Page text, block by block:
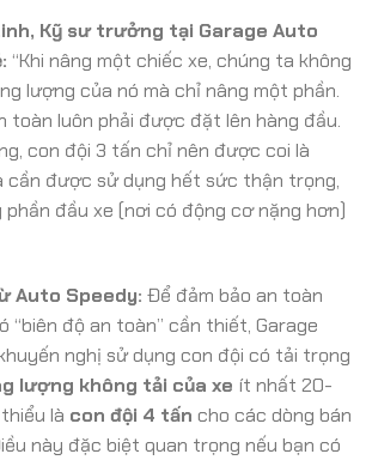
Kỹ sư trưởng tại Garage Auto
“Khi nâng một chiếc xe, chúng ta không
lượng của nó mà chỉ nâng một phần.
toàn luôn phải được đặt lên hàng đầu.
con đội 3 tấn chỉ nên được coi là
cần được sử dụng hết sức thận trọng,
đầu xe (nơi có động cơ nặng hơn)
Auto Speedy: Để đảm bảo an toàn
“biên độ an toàn” cần thiết, Garage
nghị sử dụng con đội có tải trọng
lượng không tải của xe ít nhất 20-
là con đội 4 tấn cho các dòng bán
này đặc biệt quan trọng nếu bạn có